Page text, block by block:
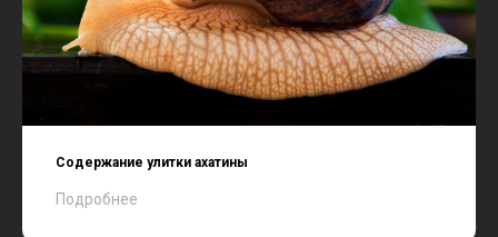
Содержание улитки ахатины
Подробнее